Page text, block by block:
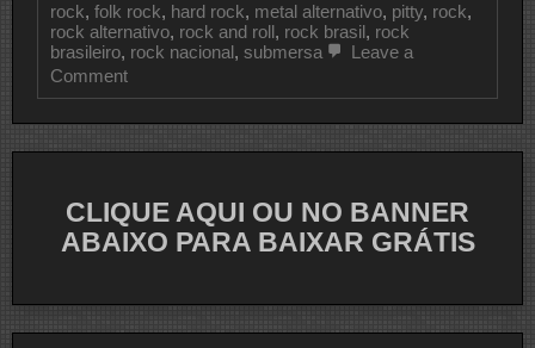
rock, folk rock, hard rock, metal alternativo, pitty, rock,
rock alternativo, rock and roll, rock brasil, rock
brasileiro, rock nacional, submersa
Leave a
Commenton
CLIPE
PITTY
CLIQUE AQUI OU NO BANNER
ABAIXO PARA BAIXAR GRÁTIS